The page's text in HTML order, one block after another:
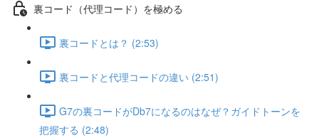
裏コード（代理コード）を極める
裏コードとは？ (2:53)
裏コードと代理コードの違い (2:51)
G7の裏コードがDb7になるのはなぜ？ガイドトーンを
把握する (2:48)